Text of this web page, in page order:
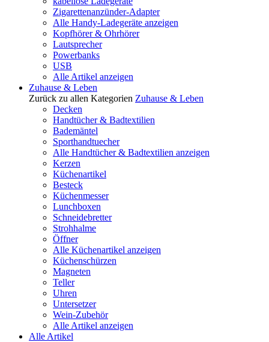
Zigarettenanzünder-Adapter
Alle Handy-Ladegeräte anzeigen
Kopfhörer & Ohrhörer
Lautsprecher
Powerbanks
USB
Alle Artikel anzeigen
Zuhause & Leben
Zurück zu allen Kategorien Zuhause & Leben
Decken
Handtücher & Badtextilien
Bademäntel
Sporthandtuecher
Alle Handtücher & Badtextilien anzeigen
Kerzen
Küchenartikel
Besteck
Küchenmesser
Lunchboxen
Schneidebretter
Strohhalme
Öffner
Alle Küchenartikel anzeigen
Küchenschürzen
Magneten
Teller
Uhren
Untersetzer
Wein-Zubehör
Alle Artikel anzeigen
Alle Artikel